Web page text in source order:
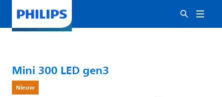
Mini 300 LED gen3
Nieuw